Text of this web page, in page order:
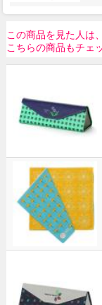
この商品を見た人は、
こちらの商品もチェ